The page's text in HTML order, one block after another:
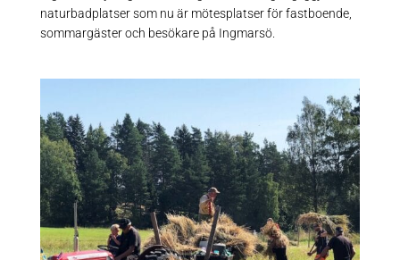
naturbadplatser som nu är mötesplatser för fastboende,
sommargäster och besökare på Ingmarsö.